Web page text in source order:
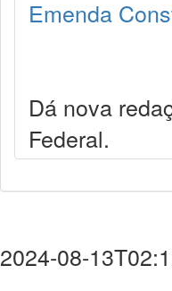
Emenda
Dá nova
Federal.
2024-08-